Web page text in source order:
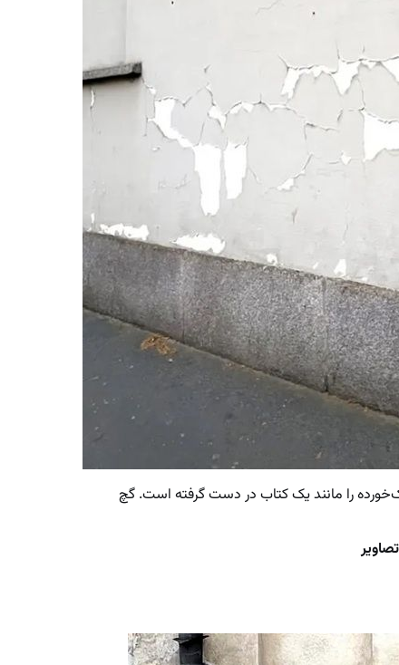
را مانند یک کتاب در دست گرفته است. گچ